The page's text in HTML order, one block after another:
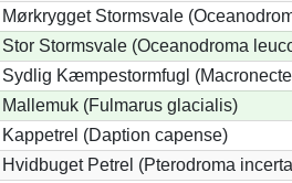
Mørkrygget Stormsvale
Stor Stormsvale (Oceanodroma
Sydlig Kæmpestormfugl
Mallemuk (Fulmarus glacialis)
Kappetrel (Daption capense)
Hvidbuget Petrel (Pterodroma